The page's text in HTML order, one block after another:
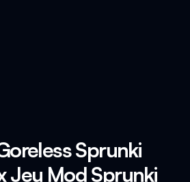
Sprunki
Jeu Mod Sprunki